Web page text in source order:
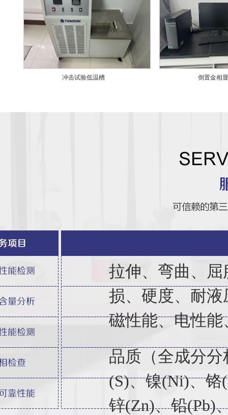
冲击试验低温槽 倒置金相
拉伸、弯曲、
损、硬度、耐
磁性能、电性
品质（全成分
(S)、镍(Ni)、铬
锌(Zn)、铅(Pb)